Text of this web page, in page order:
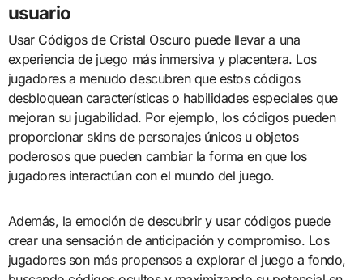
usuario
Usar Códigos de Cristal Oscuro puede llevar a una
experiencia de juego más inmersiva y placentera. Los
jugadores a menudo descubren que estos códigos
desbloquean características o habilidades especiales que
mejoran su jugabilidad. Por ejemplo, los códigos pueden
proporcionar skins de personajes únicos u objetos
poderosos que pueden cambiar la forma en que los
jugadores interactúan con el mundo del juego.
Además, la emoción de descubrir y usar códigos puede
crear una sensación de anticipación y compromiso. Los
jugadores son más propensos a explorar el juego a fondo,